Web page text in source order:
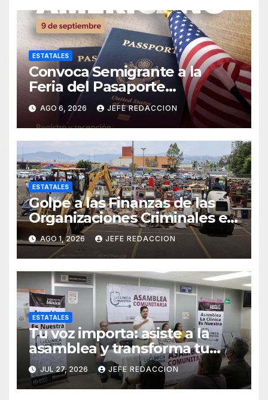
ESTATALES
Convoca Semigrante a la
Feria del Pasaporte
Estadounidense 2026
AGO 6, 2026 JEFE REDACCION
ESTATALES
Golpe a las Finanzas de las
Organizaciones Criminales en
Operativos
Interinstitucionales
AGO 1, 2026 JEFE REDACCION
ESTATALES
Tu voz importa: asiste a la
asamblea y transforma tu
clínica del IMSS-Bienestar
JUL 27, 2026 JEFE REDACCION